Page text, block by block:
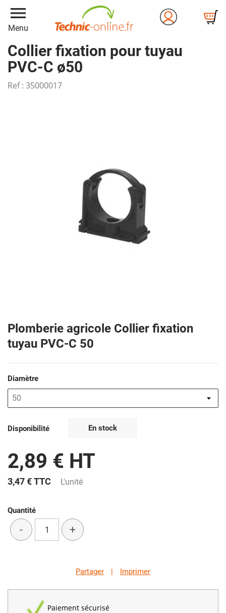
menu
Menu
Collier fixation pour tuyau
PVC-C ø50
Ref : 35000017
Plomberie agricole Collier fixation
tuyau PVC-C 50
Diamètre
Disponibilité En stock
2,89 € HT
3,47 €TTC L'unité
Quantité
- +
Partager | Imprimer
Paiement sécurisé